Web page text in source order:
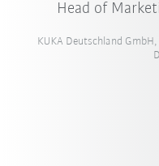
Head of
KUKA Deutschland